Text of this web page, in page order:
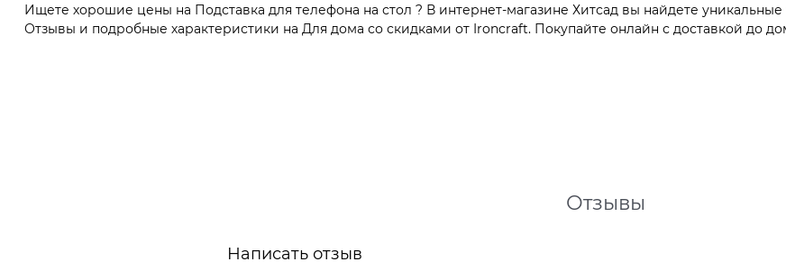
Ищете хорошие цены на Подставка для телефона на стол ? В интернет-магазине Хитсад вы найдете
Отзывы и подробные характеристики на Для дома со скидками от Ironcraft. Покупайте онлайн с доставкой до
Отзывы
Написать отзыв